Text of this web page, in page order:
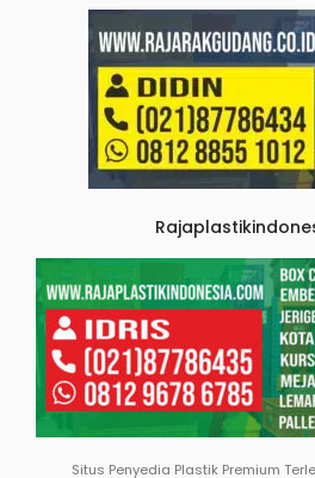
Situs Penyedia Plastik Premium